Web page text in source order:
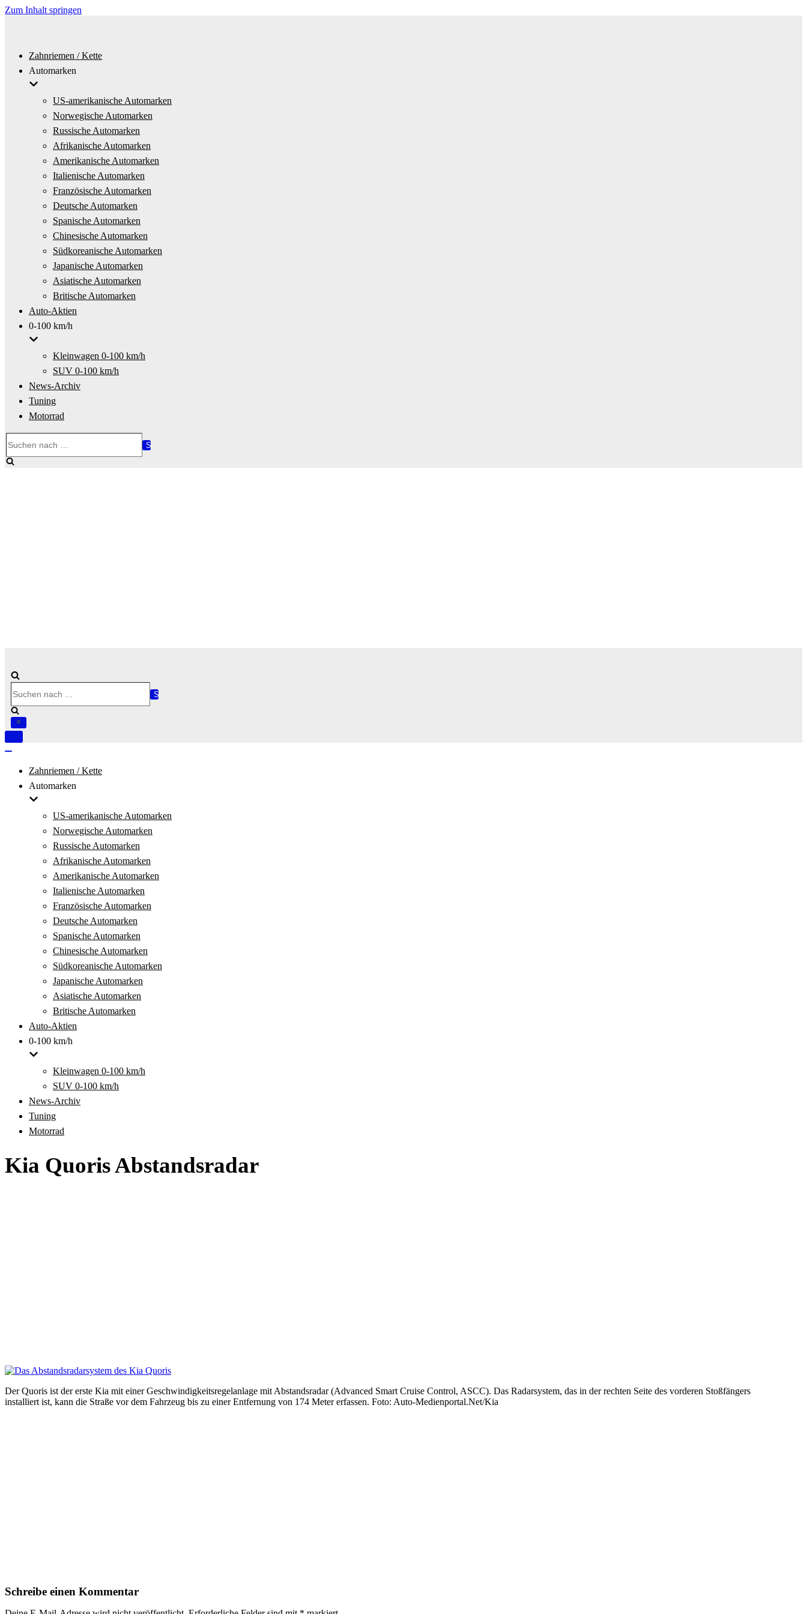
Zum Inhalt springen
Zahnriemen / Kette
Automarken
US-amerikanische Automarken
Norwegische Automarken
Russische Automarken
Afrikanische Automarken
Amerikanische Automarken
Italienische Automarken
Französische Automarken
Deutsche Automarken
Spanische Automarken
Chinesische Automarken
Südkoreanische Automarken
Japanische Automarken
Asiatische Automarken
Britische Automarken
Auto-Aktien
0-100 km/h
Kleinwagen 0-100 km/h
SUV 0-100 km/h
News-Archiv
Tuning
Motorrad
nach …
nach …
Navigation
Zahnriemen / Kette
Automarken
US-amerikanische Automarken
Norwegische Automarken
Russische Automarken
Afrikanische Automarken
Amerikanische Automarken
Italienische Automarken
Französische Automarken
Deutsche Automarken
Spanische Automarken
Chinesische Automarken
Südkoreanische Automarken
Japanische Automarken
Asiatische Automarken
Britische Automarken
Auto-Aktien
0-100 km/h
Kleinwagen 0-100 km/h
SUV 0-100 km/h
News-Archiv
Tuning
Motorrad
Kia Quoris Abstandsradar
Der Quoris ist der erste Kia mit einer Geschwindigkeitsregelanlage mit Abstandsradar (Advanced Smart Cruise Control, ASCC). Das Radarsystem, das in der rechten Seite des vorderen Stoßfängers
installiert ist, kann die Straße vor dem Fahrzeug bis zu einer Entfernung von 174 Meter erfassen. Foto: Auto-Medienportal.Net/Kia
Schreibe einen Kommentar